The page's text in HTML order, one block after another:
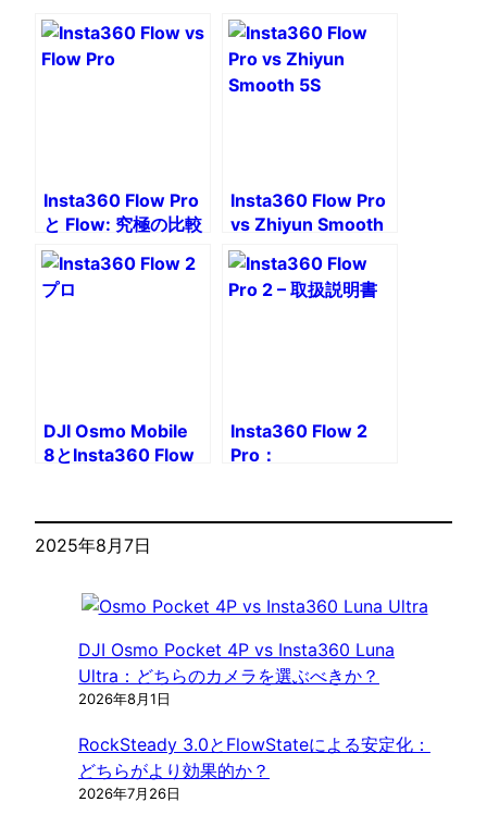
Insta360 Flow Pro
と Flow: 究極の比較
Insta360 Flow Pro
vs Zhiyun Smooth
5S:
高度なスマートフォン
スタビライザーの決闘
DJI Osmo Mobile
8とInsta360 Flow
Insta360 Flow 2
Pro：
2025年8月7日
DJI Osmo Pocket 4P vs Insta360 Luna
Ultra：どちらのカメラを選ぶべきか？
2026年8月1日
RockSteady 3.0とFlowStateによる安定化：
どちらがより効果的か？
2026年7月26日